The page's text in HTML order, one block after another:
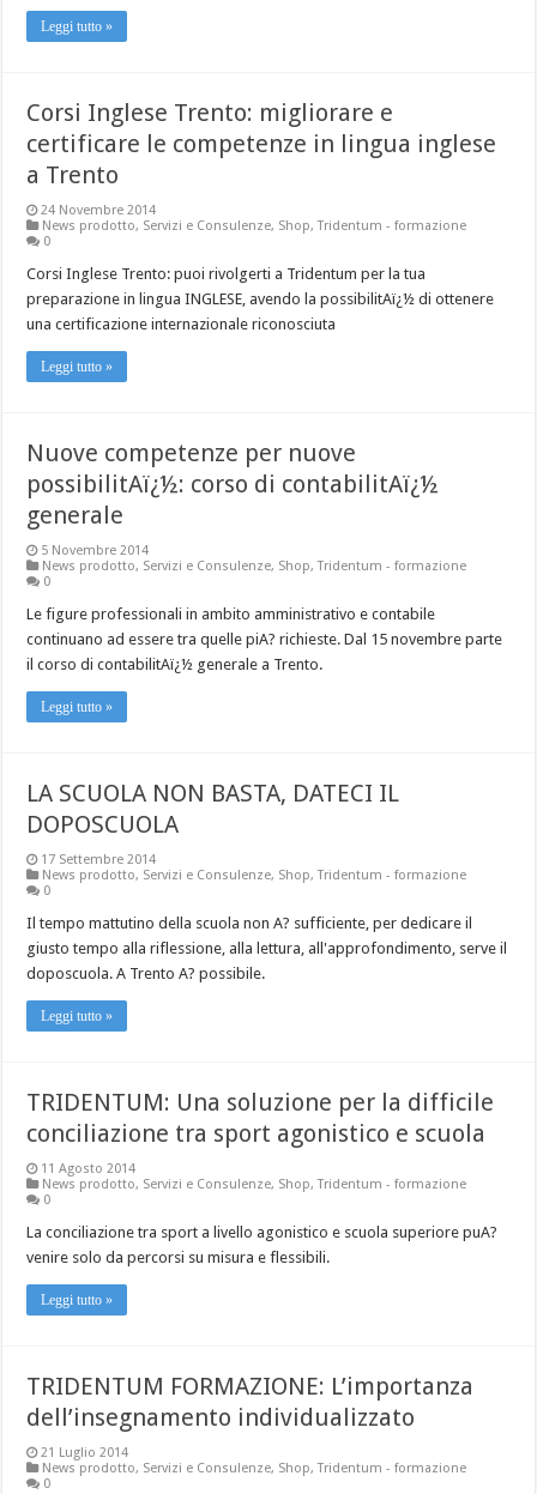
Leggi tutto »
Corsi Inglese Trento: migliorare e
certificare le competenze in lingua inglese
a Trento
24 Novembre 2014
News prodotto, Servizi e Consulenze, Shop,Tridentum - formazione
0
Corsi Inglese Trento: puoi rivolgerti a Tridentum per la tua
preparazione in lingua INGLESE, avendo la possibilitAï¿½ di ottenere
una certificazione internazionale riconosciuta
Leggi tutto »
Nuove competenze per nuove
possibilitAï¿½: corso di contabilitAï¿½
generale
5 Novembre 2014
News prodotto, Servizi e Consulenze, Shop,Tridentum - formazione
0
Le figure professionali in ambito amministrativo e contabile
continuano ad essere tra quelle piA? richieste. Dal 15 novembre parte
il corso di contabilitAï¿½ generale a Trento.
Leggi tutto »
LA SCUOLA NON BASTA, DATECI IL
DOPOSCUOLA
17 Settembre 2014
News prodotto, Servizi e Consulenze, Shop,Tridentum - formazione
0
Il tempo mattutino della scuola non A? sufficiente, per dedicare il
giusto tempo alla riflessione, alla lettura, all'approfondimento, serve il
doposcuola. A Trento A? possibile.
Leggi tutto »
TRIDENTUM: Una soluzione per la difficile
conciliazione tra sport agonistico e scuola
11 Agosto 2014
News prodotto, Servizi e Consulenze, Shop,Tridentum - formazione
0
La conciliazione tra sport a livello agonistico e scuola superiore puA?
venire solo da percorsi su misura e flessibili.
Leggi tutto »
TRIDENTUM FORMAZIONE: L’importanza
dell’insegnamento individualizzato
21 Luglio 2014
News prodotto, Servizi e Consulenze, Shop,Tridentum - formazione
0